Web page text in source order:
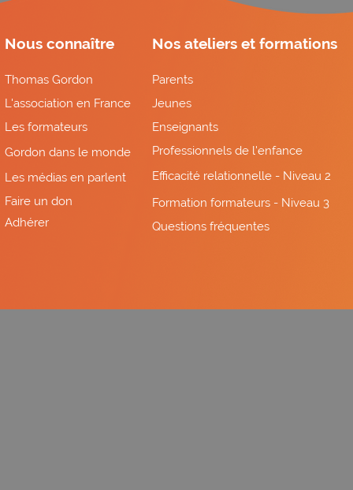
Nos ateliers et formations
Parents
Jeunes
Enseignants
Professionnels de l'enfance
Efficacité relationnelle - Niveau 2
Formation formateurs - Niveau 3
Questions fréquentes
Nous connaître
Thomas Gordon
L'association en France
Les formateurs
Gordon dans le monde
Les médias en parlent
Adhérer
Faire un don